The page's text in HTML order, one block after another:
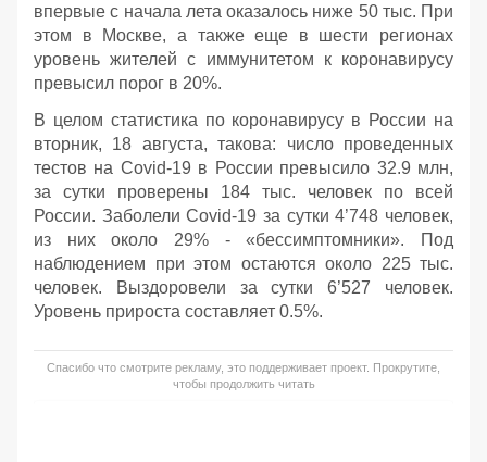
впервые с начала лета оказалось ниже 50 тыс. При
этом в Москве, а также еще в шести регионах
уровень жителей с иммунитетом к коронавирусу
превысил порог в 20%.
В целом статистика по коронавирусу в России на
вторник, 18 августа, такова: число проведенных
тестов на Covid-19 в России превысило 32.9 млн,
за сутки проверены 184 тыс. человек по всей
России. Заболели Covid-19 за сутки 4’748 человек,
из них около 29% - «бессимптомники». Под
наблюдением при этом остаются около 225 тыс.
человек. Выздоровели за сутки 6’527 человек.
Уровень прироста составляет 0.5%.
Спасибо что смотрите рекламу, это поддерживает проект. Прокрутите,
чтобы продолжить читать